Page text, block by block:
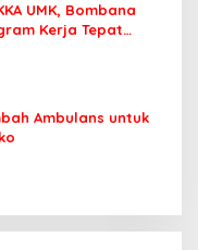
UMK, Bombana
Kerja Tepat
Ambulans untuk